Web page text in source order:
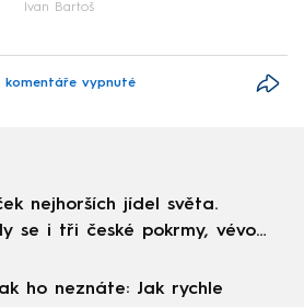
Ivan Bartoš
komentáře vypnuté
nejhorších jídel světa.
se i tři české pokrmy, vévodí
ho neznáte: Jak rychle